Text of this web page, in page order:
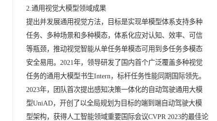
2.通用视觉大模型领域成果
提出并发展通用视觉方法，目标是实现单模型体系支持多种
任务、多种场景和多种模态，体系化应对认知、效率、可信
等瓶颈，推动视觉智能从单任务单模态可用到多任务多模态
安全易用。2021年，领导研发了国内首个广泛覆盖多种视觉
任务的通用大模型书生Intern，标杆任务性能同期国际领先。
2023年，团队首次提出感知决策一体化的自动驾驶通用大模
型UniAD，开创了以全局规划为目标的端到端自动驾驶大模
型架构，获得人工智能领域重要国际会议CVPR 2023的最佳论